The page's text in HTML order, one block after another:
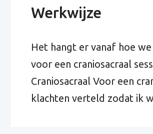
Werkwijze
Het hangt er vanaf hoe
voor een craniosacraal
Craniosacraal Voor een
klachten verteld zodat ik